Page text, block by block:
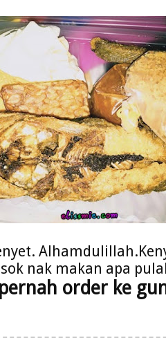
nak makan apa
order ke